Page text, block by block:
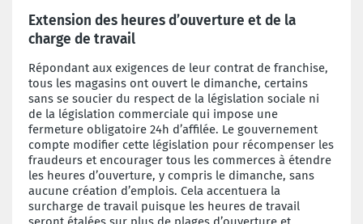
Extension des heures d’ouverture et de la
charge de travail
Répondant aux exigences de leur contrat de franchise,
tous les magasins ont ouvert le dimanche, certains
sans se soucier du respect de la législation sociale ni
de la législation commerciale qui impose une
fermeture obligatoire 24h d’affilée. Le gouvernement
compte modifier cette législation pour récompenser les
fraudeurs et encourager tous les commerces à étendre
les heures d’ouverture, y compris le dimanche, sans
aucune création d’emplois. Cela accentuera la
surcharge de travail puisque les heures de travail